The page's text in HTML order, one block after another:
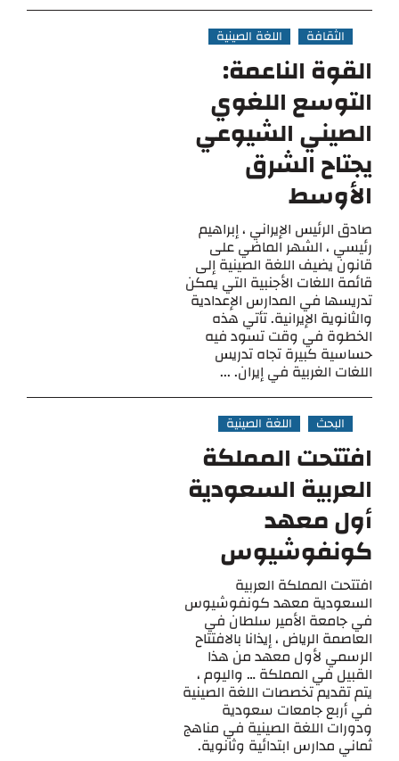
الثقافة اللغة الصينية
القوة الناعمة:
التوسع اللغوي
الصيني الشيوعي
يجتاح الشرق
الأوسط
صادق الرئيس الإيراني ، إبراهيم
رئيسي ، الشهر الماضي على
قانون يضيف اللغة الصينية إلى
قائمة اللغات الأجنبية التي يمكن
تدريسها في المدارس الإعدادية
والثانوية الإيرانية. تأتي هذه
الخطوة في وقت تسود فيه
حساسية كبيرة تجاه تدريس
اللغات الغربية في إيران. ...
البحث اللغة الصينية
افتتحت المملكة
العربية السعودية
أول معهد
كونفوشيوس
افتتحت المملكة العربية
السعودية معهد كونفوشيوس
في جامعة الأمير سلطان في
العاصمة الرياض ، إيذانا بالافتتاح
الرسمي لأول معهد من هذا
القبيل في المملكة … واليوم ،
يتم تقديم تخصصات اللغة الصينية
في أربع جامعات سعودية
ودورات اللغة الصينية في مناهج
ثماني مدارس ابتدائية وثانوية.